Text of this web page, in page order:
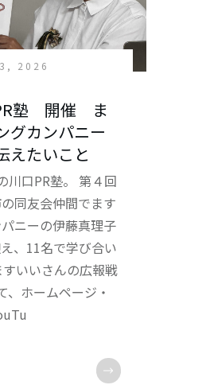
2026
塾 開催 ま
グカンパニー
えたいこと
川口PR塾。 第４回
同友会仲間でます
ニーの伊藤真理子
、11名で学び合い
いいさんの広報戦
、ホームページ・